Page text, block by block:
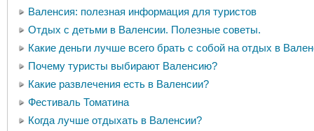
Валенсия: полезная информация для туристов
Отдых с детьми в Валенсии. Полезные советы.
Какие деньги лучше всего брать с собой на отдых в
Почему туристы выбирают Валенсию?
Какие развлечения есть в Валенсии?
Фестиваль Томатина
Когда лучше отдыхать в Валенсии?